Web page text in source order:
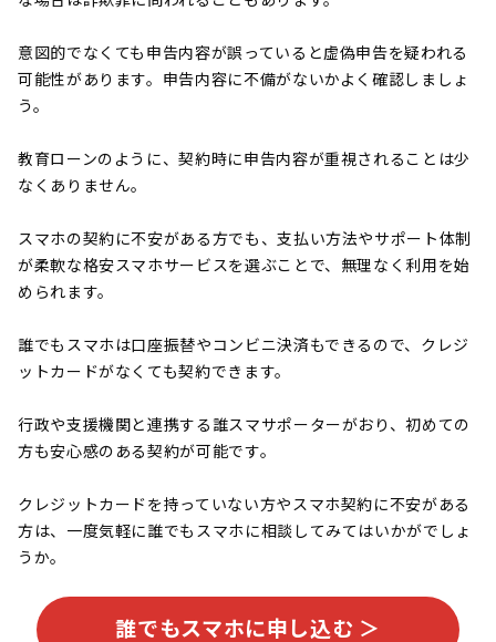
意図的でなくても申告内容が誤っていると虚偽申告を疑われる
可能性があります。申告内容に不備がないかよく確認しましょ
う。
教育ローンのように、契約時に申告内容が重視されることは少
なくありません。
スマホの契約に不安がある方でも、支払い方法やサポート体制
が柔軟な格安スマホサービスを選ぶことで、無理なく利用を始
められます。
誰でもスマホは口座振替やコンビニ決済もできるので、クレジ
ットカードがなくても契約できます。
行政や支援機関と連携する誰スマサポーターがおり、初めての
方も安心感のある契約が可能です。
クレジットカードを持っていない方やスマホ契約に不安がある
方は、一度気軽に誰でもスマホに相談してみてはいかがでしょ
うか。
誰でもスマホに申し込む ＞